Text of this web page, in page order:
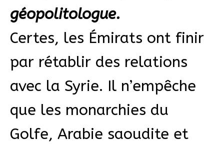
géopolitologue.
Certes, les Émirats ont finir
par rétablir des relations
avec la Syrie. Il n’empêche
que les monarchies du
Golfe, Arabie saoudite et